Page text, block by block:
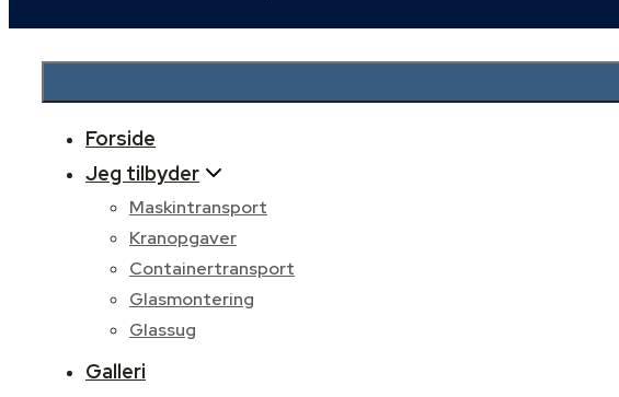
Forside
Jeg tilbyder
Maskintransport
Kranopgaver
Containertransport
Glasmontering
Glassug
Galleri